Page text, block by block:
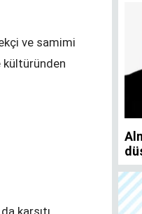
ve samimi
kültüründen
karşıtı.